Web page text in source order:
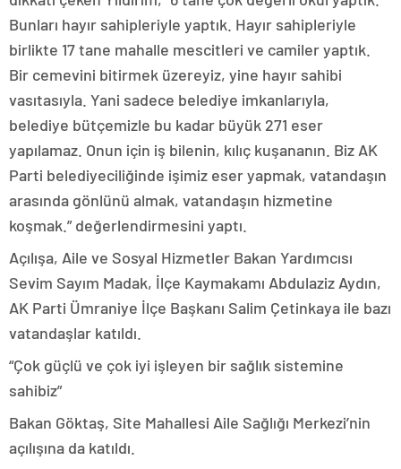
Bunları hayır sahipleriyle yaptık. Hayır sahipleriyle
birlikte 17 tane mahalle mescitleri ve camiler yaptık.
Bir cemevini bitirmek üzereyiz, yine hayır sahibi
vasıtasıyla. Yani sadece belediye imkanlarıyla,
belediye bütçemizle bu kadar büyük 271 eser
yapılamaz. Onun için iş bilenin, kılıç kuşananın. Biz AK
Parti belediyeciliğinde işimiz eser yapmak, vatandaşın
arasında gönlünü almak, vatandaşın hizmetine
koşmak.” değerlendirmesini yaptı.
Açılışa, Aile ve Sosyal Hizmetler Bakan Yardımcısı
Sevim Sayım Madak, İlçe Kaymakamı Abdulaziz Aydın,
AK Parti Ümraniye İlçe Başkanı Salim Çetinkaya ile bazı
vatandaşlar katıldı.
“Çok güçlü ve çok iyi işleyen bir sağlık sistemine
sahibiz”
Bakan Göktaş, Site Mahallesi Aile Sağlığı Merkezi’nin
açılışına da katıldı.